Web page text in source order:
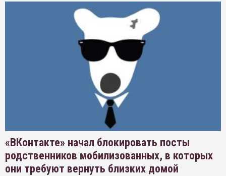
«ВКонтакте» начал блокировать посты
родственников мобилизованных, в которых
они требуют вернуть близких домой